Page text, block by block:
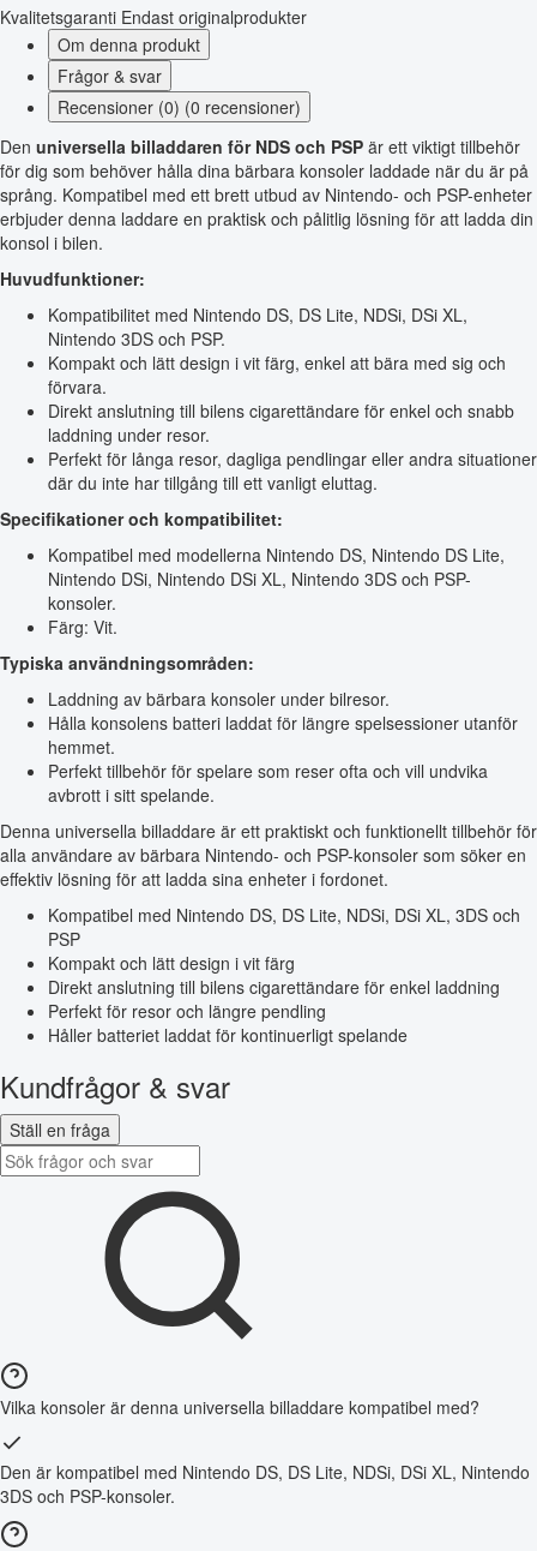
Kvalitetsgaranti Endast originalprodukter
Om denna produkt
Frågor & svar
Recensioner (0) (0 recensioner)
Den universella billaddaren för NDS och PSP är ett viktigt tillbehör
för dig som behöver hålla dina bärbara konsoler laddade när du är på
språng. Kompatibel med ett brett utbud av Nintendo- och PSP-enheter
erbjuder denna laddare en praktisk och pålitlig lösning för att ladda din
konsol i bilen.
Huvudfunktioner:
Kompatibilitet med Nintendo DS, DS Lite, NDSi, DSi XL,
Nintendo 3DS och PSP.
Kompakt och lätt design i vit färg, enkel att bära med sig och
förvara.
Direkt anslutning till bilens cigarettändare för enkel och snabb
laddning under resor.
Perfekt för långa resor, dagliga pendlingar eller andra situationer
där du inte har tillgång till ett vanligt eluttag.
Specifikationer och kompatibilitet:
Kompatibel med modellerna Nintendo DS, Nintendo DS Lite,
Nintendo DSi, Nintendo DSi XL, Nintendo 3DS och PSP-
konsoler.
Färg: Vit.
Typiska användningsområden:
Laddning av bärbara konsoler under bilresor.
Hålla konsolens batteri laddat för längre spelsessioner utanför
hemmet.
Perfekt tillbehör för spelare som reser ofta och vill undvika
avbrott i sitt spelande.
Denna universella billaddare är ett praktiskt och funktionellt tillbehör för
alla användare av bärbara Nintendo- och PSP-konsoler som söker en
effektiv lösning för att ladda sina enheter i fordonet.
Kompatibel med Nintendo DS, DS Lite, NDSi, DSi XL, 3DS och
PSP
Kompakt och lätt design i vit färg
Direkt anslutning till bilens cigarettändare för enkel laddning
Perfekt för resor och längre pendling
Håller batteriet laddat för kontinuerligt spelande
Kundfrågor & svar
Ställ en fråga
Vilka konsoler är denna universella billaddare kompatibel med?
Den är kompatibel med Nintendo DS, DS Lite, NDSi, DSi XL, Nintendo
3DS och PSP-konsoler.